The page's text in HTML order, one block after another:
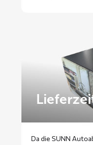
Da die SUNN